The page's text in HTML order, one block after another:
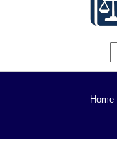
Home